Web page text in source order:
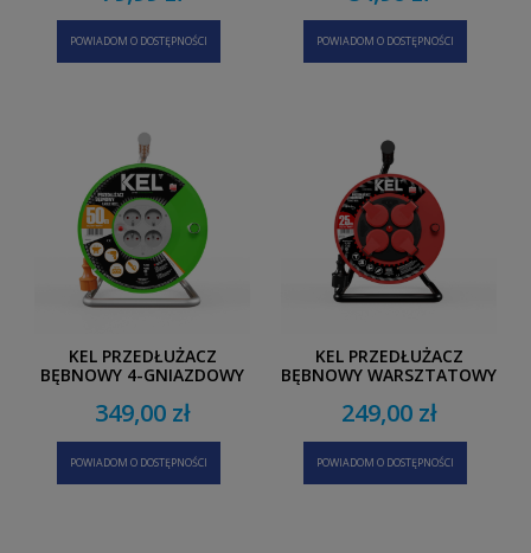
POWIADOM O DOSTĘPNOŚCI POWIADOM O DOSTĘPNOŚCI
KEL PRZEDŁUŻACZ
BĘBNOWY 4-GNIAZDOWY
349,00 zł
POWIADOM O DOSTĘPNOŚCI
KEL PRZEDŁUŻACZ
BĘBNOWY WARSZTATOWY
PROFESSIONAL LINE 25M
249,00 zł
POWIADOM O DOSTĘPNOŚCI